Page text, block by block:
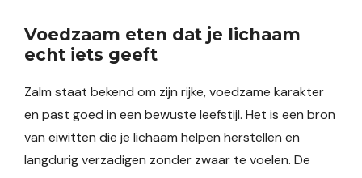
Voedzaam eten dat je lichaam
echt iets geeft
Zalm staat bekend om zijn rijke, voedzame karakter
en past goed in een bewuste leefstijl. Het is een bron
van eiwitten die je lichaam helpen herstellen en
langdurig verzadigen zonder zwaar te voelen. De